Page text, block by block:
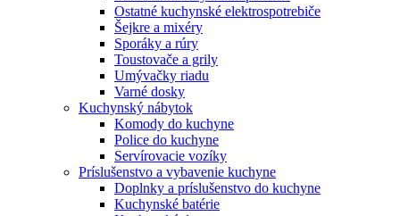
Ostatné kuchynské elektrospotrebiče
Šejkre a mixéry
Sporáky a rúry
Toustovače a grily
Umývačky riadu
Varné dosky
Kuchynský nábytok
Komody do kuchyne
Police do kuchyne
Servírovacie vozíky
Príslušenstvo a vybavenie kuchyne
Doplnky a príslušenstvo do kuchyne
Kuchynské batérie